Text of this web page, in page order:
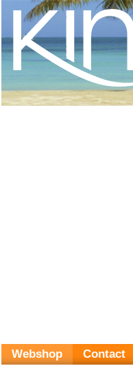
Webshop Contact